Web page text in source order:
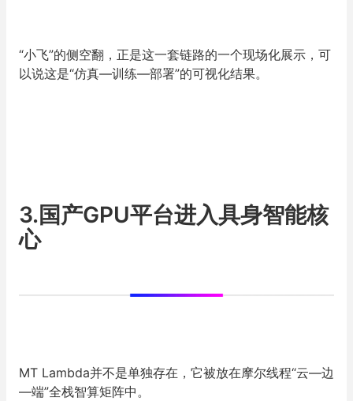
“小飞”的侧空翻，正是这一套链路的一个现场化展示，可
以说这是“仿真—训练—部署”的可视化结果。
3.国产GPU平台进入具身智能核
心
MT Lambda并不是单独存在，它被放在摩尔线程“云—边
—端”全栈智算矩阵中。